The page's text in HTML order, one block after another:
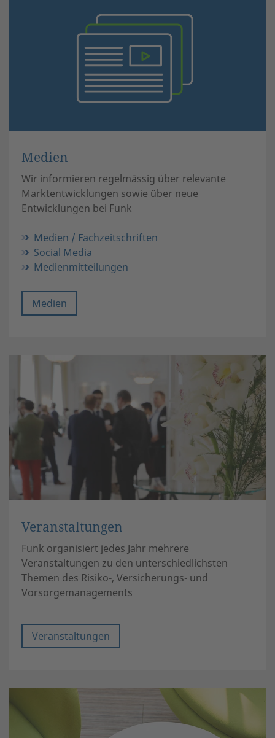
Medien
Wir informieren regelmässig über relevante
Marktentwicklungen sowie über neue
Entwicklungen bei Funk
Medien / Fachzeitschriften
Social Media
Medienmitteilungen
Medien
Veranstaltungen
Funk organisiert jedes Jahr mehrere
Veranstaltungen zu den unterschiedlichsten
Themen des Risiko-, Versicherungs- und
Vorsorgemanagements
Veranstaltungen